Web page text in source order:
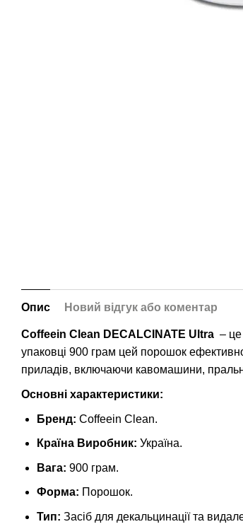
Опис Новий відгук або коментар
Coffeein Clean DECALCINATE Ultra – це
упаковці 900 грам цей порошок
приладів, включаючи кавомашини,
Основні характеристики:
Бренд: Coffeein Clean.
Країна Виробник: Україна.
Вага: 900 грам.
Форма: Порошок.
Тип: Засіб для декальцинації та